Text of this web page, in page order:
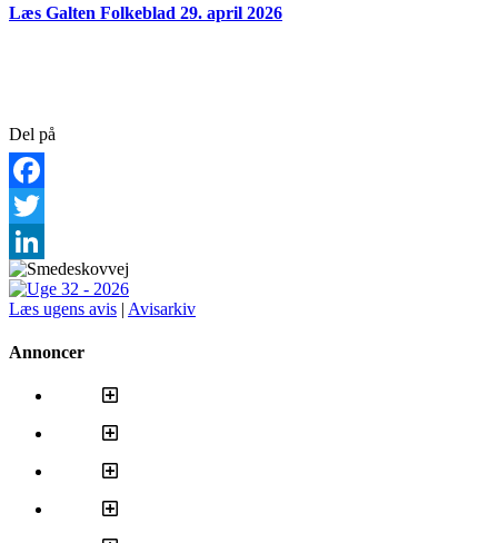
Læs Galten Folkeblad 29. april 2026
Del på
Facebook
Twitter
LinkedIn
Læs ugens avis | Avisarkiv
Annoncer